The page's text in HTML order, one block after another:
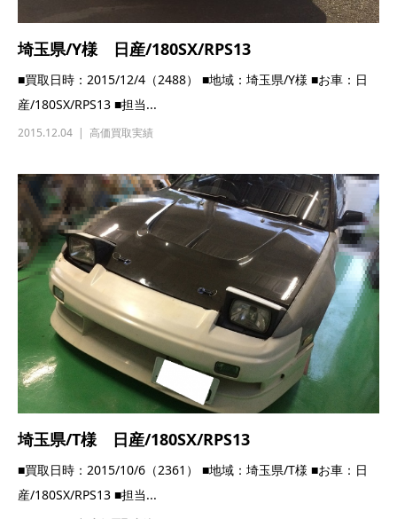
埼玉県/Y様 日産/180SX/RPS13
■買取日時：2015/12/4（2488） ■地域：埼玉県/Y様 ■お車：日
産/180SX/RPS13 ■担当...
2015.12.04 高価買取実績
埼玉県/T様 日産/180SX/RPS13
■買取日時：2015/10/6（2361） ■地域：埼玉県/T様 ■お車：日
産/180SX/RPS13 ■担当...